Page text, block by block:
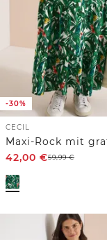
-30%
CECIL
42,00 €59,99€